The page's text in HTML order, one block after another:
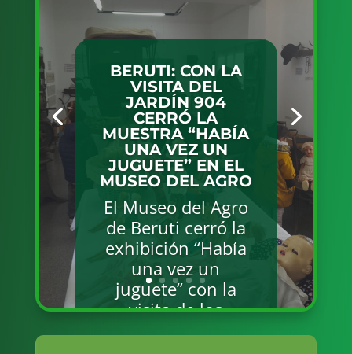
TRENQUE
LAUQUEN SERÁ
SEDE DEL FORO
IMPULSO MUJER,
UN ESPACIO DE
INTERCAMBIO
SOBRE
PRODUCCIÓN Y EL
ROL DE LAS
MUJERES EN
DIFERENTES
ÁMBITOS DE LA
COMUNIDAD
El próximo lunes
10 de agosto, a las